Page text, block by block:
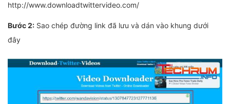
http://www.downloadtwittervideo.com/
Bước 2: Sao chép đường link đã lưu và dán vào khung dưới
đây